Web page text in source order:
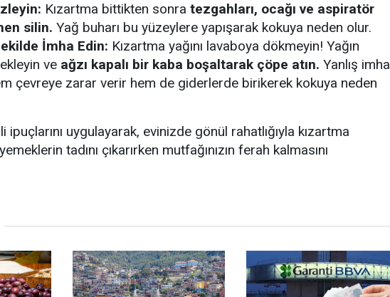
Kızartma bittikten sonra tezgahları, ocağı ve aspiratör
silin. Yağ buharı bu yüzeylere yapışarak kokuya neden olur.
İmha Edin: Kızartma yağını lavaboya dökmeyin! Yağın
ve ağzı kapalı bir kaba boşaltarak çöpe atın. Yanlış imha
çevreye zarar verir hem de giderlerde birikerek kokuya neden
ipuçlarını uygulayarak, evinizde gönül rahatlığıyla kızartma
tadını çıkarırken mutfağınızın ferah kalmasını